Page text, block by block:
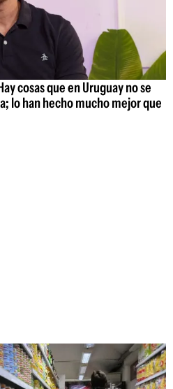
cosas que en Uruguay no se
lo han hecho mucho mejor que